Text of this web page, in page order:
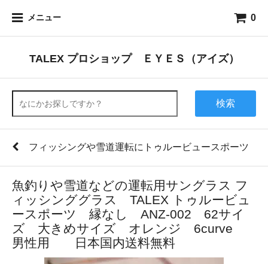
メニュー 0
TALEX プロショップ ＥＹＥＳ（アイズ）
検索
フィッシングや雪道運転にトゥルービュースポーツ
魚釣りや雪道などの運転用サングラス フ
ィッシンググラス TALEX トゥルービュ
ースポーツ 縁なし ANZ-002 62サイ
ズ 大きめサイズ オレンジ 6curve
男性用 日本国内送料無料